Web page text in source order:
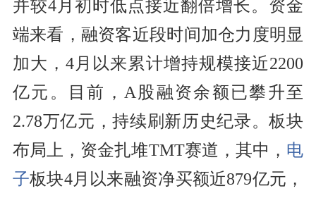
并较4月初时低点接近翻倍增长。资金
端来看，融资客近段时间加仓力度明显
加大，4月以来累计增持规模接近2200
亿元。目前，A股融资余额已攀升至
2.78万亿元，持续刷新历史纪录。板块
布局上，资金扎堆TMT赛道，其中， 电
子板块4月以来融资净买额近879亿元，